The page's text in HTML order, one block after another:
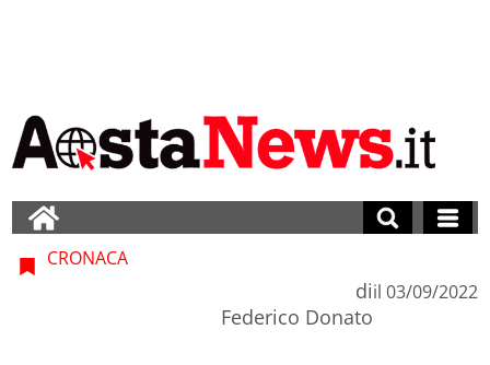
CRONACA
di
Federico Donato
il 03/09/2022